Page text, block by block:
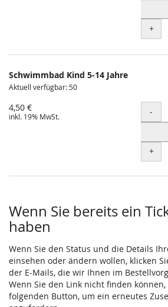
+
Schwimmbad Kind 5-14 Jahre
Aktuell verfügbar: 50
4,50 €
inkl. 19% MwSt. -
+
Wenn Sie bereits ein
haben
Wenn Sie den Status und die Details
einsehen oder ändern wollen, klicken
der E-Mails, die wir Ihnen im
Wenn Sie den Link nicht finden
folgenden Button, um ein erneutes